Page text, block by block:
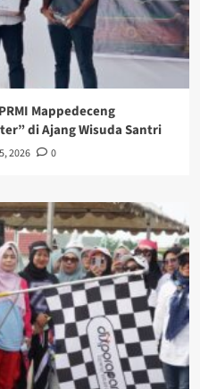
Mappedeceng
di Ajang Wisuda Santri
2026 0